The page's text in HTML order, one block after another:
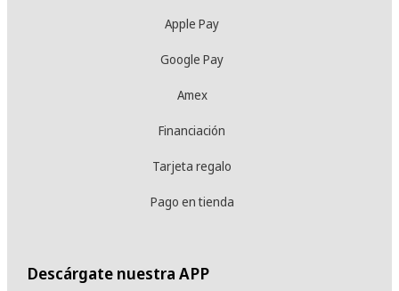
Apple Pay
Google Pay
Amex
Financiación
Tarjeta regalo
Pago en tienda
Descárgate nuestra APP